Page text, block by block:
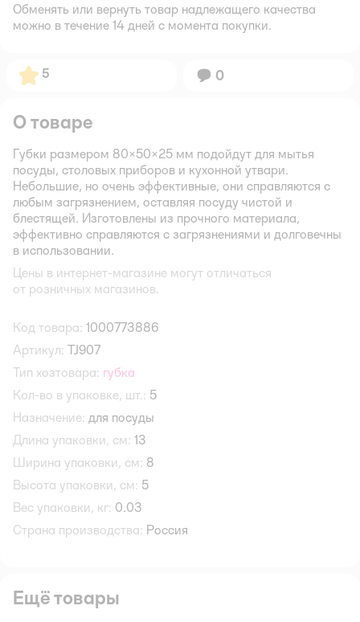
Обменять или вернуть товар надлежащего качества
можно в течение 14 дней с момента покупки.
Рейтинг:
5 Вопросов:
0
О товаре
Губки размером 80×50×25 мм подойдут для мытья
посуды, столовых приборов и кухонной утвари.
Небольшие, но очень эффективные, они справляются с
любым загрязнением, оставляя посуду чистой и
блестящей. Изготовлены из прочного материала,
эффективно справляются с загрязнениями и долговечны
в использовании.
Цены в интернет-магазине могут отличаться
от розничных магазинов.
Код товара: 1000773886
Артикул: TJ907
Тип хозтовара: губка
Кол-во в упаковке, шт.: 5
Назначение: для посуды
Длина упаковки, см: 13
Ширина упаковки, см: 8
Высота упаковки, см: 5
Вес упаковки, кг: 0.03
Страна производства: Россия
Ещё товары